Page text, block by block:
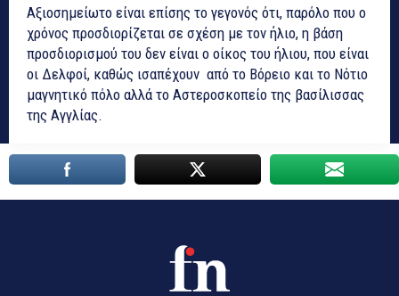
Αξιοσημείωτο είναι επίσης το γεγονός ότι, παρόλο που ο
χρόνος προσδιορίζεται σε σχέση με τον ήλιο, η βάση
προσδιορισμού του δεν είναι ο οίκος του ήλιου, που είναι
οι Δελφοί, καθώς ισαπέχουν από το Βόρειο και το Νότιο
μαγνητικό πόλο αλλά το Αστεροσκοπείο της βασίλισσας
της Αγγλίας.